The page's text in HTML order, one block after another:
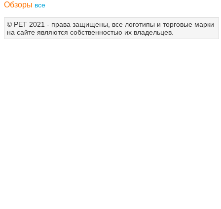
Обзоры все
© РЕТ 2021 - права защищены, все логотипы и торговые марки
на сайте являются собственностью их владельцев.